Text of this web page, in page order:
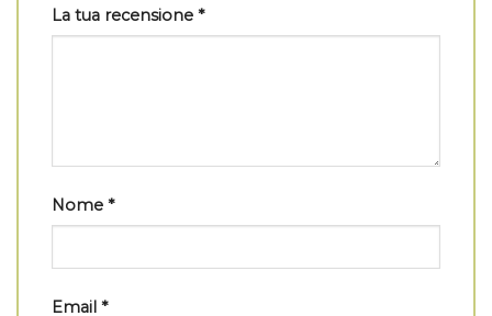
La tua recensione *
Nome *
Email *